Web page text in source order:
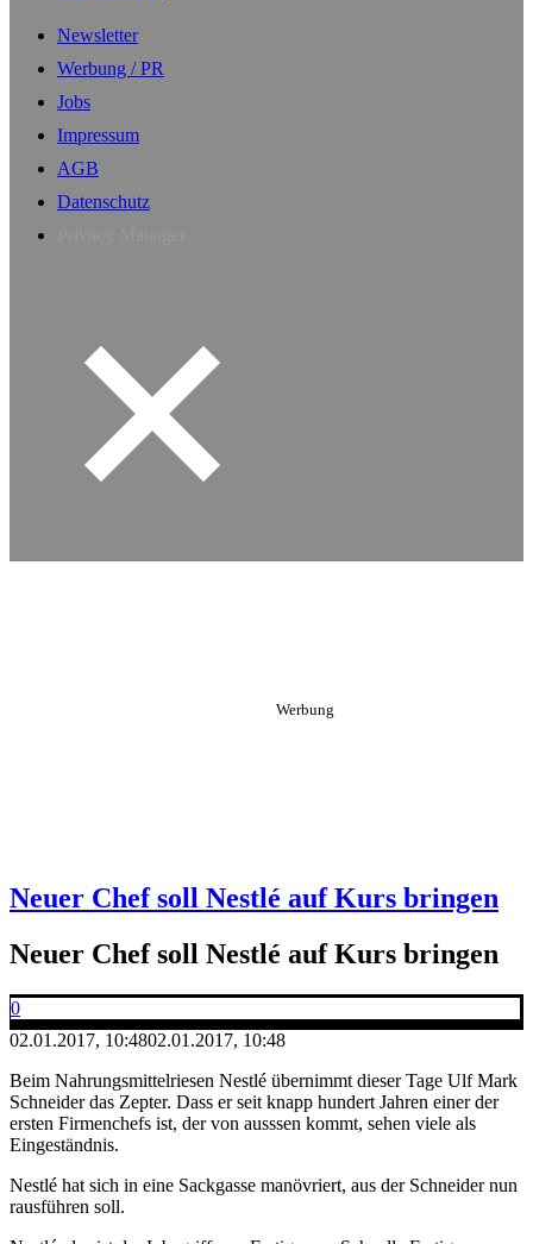
Newsletter
Werbung / PR
Jobs
Impressum
AGB
Datenschutz
Neuer Chef soll Nestlé auf Kurs bringen
Neuer Chef soll Nestlé auf Kurs bringen
0
02.01.2017, 10:4802.01.2017, 10:48
Beim Nahrungsmittelriesen Nestlé übernimmt dieser Tage Ulf Mark
Schneider das Zepter. Dass er seit knapp hundert Jahren einer der
ersten Firmenchefs ist, der von ausssen kommt, sehen viele als
Eingeständnis.
Nestlé hat sich in eine Sackgasse manövriert, aus der Schneider nun
rausführen soll.